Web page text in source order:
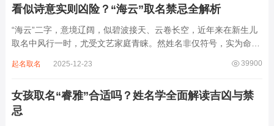
看似诗意实则凶险？“海云”取名禁忌全解析
“海云”二字，意境辽阔，似碧波接天、云卷长空，近年来在新生儿
取名中风行一时，尤受文艺家庭青睐。然姓名非仅符号，实为命局
滔天，木浮无根，阴气过重，易致意志不坚、事业漂泊、健康受
39900
起名取名 2025-12-23
女孩取名“睿雅”合适吗？姓名学全面解读吉凶与禁
忌